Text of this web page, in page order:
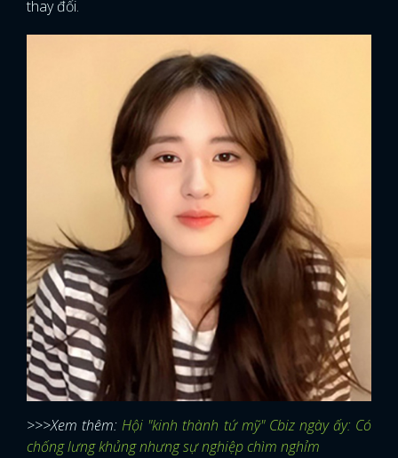
thay đổi.
>>>Xem thêm:Hội "kinh thành tứ mỹ" Cbiz ngày ấy: Có
chống lưng khủng nhưng sự nghiệp chìm nghỉm